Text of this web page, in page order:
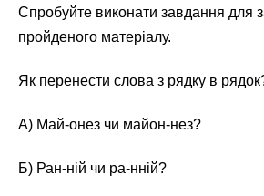
Спробуйте виконати завдання для
пройденого матеріалу.
Як перенести слова з рядку в
А) Май-онез чи майон-нез?
Б) Ран-ній чи ра-нній?